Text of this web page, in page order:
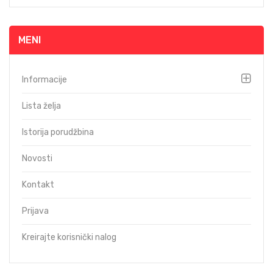
MENI
Informacije
Lista želja
Istorija porudžbina
Novosti
Kontakt
Prijava
Kreirajte korisnički nalog